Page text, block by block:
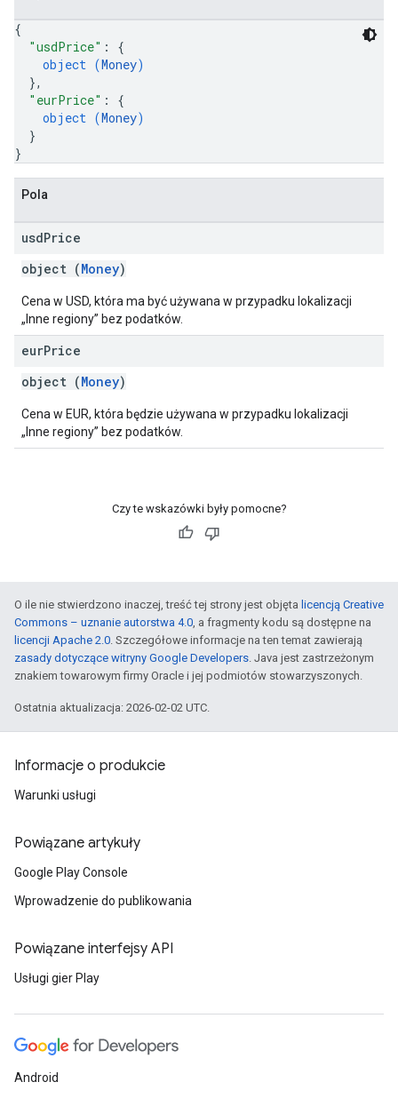
{
"usdPrice" : {
object (Money)
},
"eurPrice" : {
object (Money)
}
}
Pola
usdPrice
object (Money)
Cena w USD, która ma być używana w przypadku lokalizacji
„Inne regiony” bez podatków.
eurPrice
object (Money)
Cena w EUR, która będzie używana w przypadku lokalizacji
„Inne regiony” bez podatków.
Czy te wskazówki były pomocne?
O ile nie stwierdzono inaczej, treść tej strony jest objęta licencją Creative
Commons – uznanie autorstwa 4.0, a fragmenty kodu są dostępne na
licencji Apache 2.0. Szczegółowe informacje na ten temat zawierają
zasady dotyczące witryny Google Developers. Java jest zastrzeżonym
znakiem towarowym firmy Oracle i jej podmiotów stowarzyszonych.
Ostatnia aktualizacja: 2026-02-02 UTC.
Informacje o produkcie
Warunki usługi
Powiązane artykuły
Google Play Console
Wprowadzenie do publikowania
Powiązane interfejsy API
Usługi gier Play
Android